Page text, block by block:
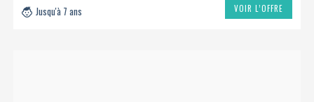
Jusqu'à 7 ans
VOIR L’OFFRE